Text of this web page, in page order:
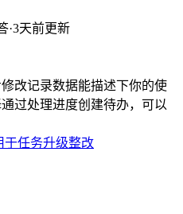
·3天前更新
改记录数据能描述下你的使
过处理进度创建待办，可以
于任务升级整改